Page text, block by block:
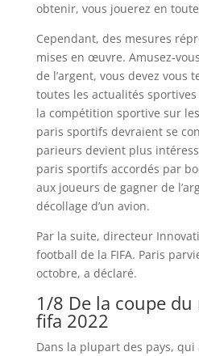
obtenir, vous jouerez en
Cependant, des mesures
mises en œuvre. Amusez-
de l’argent, vous devez vous
toutes les actualités
la compétition sportive sur
paris sportifs devraient se
parieurs devient plus
paris sportifs accordés par
aux joueurs de gagner de
décollage d’un avion.
Par la suite, directeur
football de la FIFA. Paris
octobre, a déclaré.
1/8 De la coupe
fifa 2022
Dans la plupart des pays, qui